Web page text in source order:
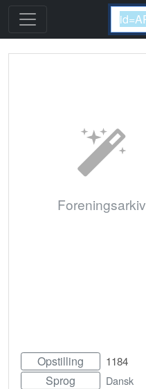
Foreningsarkiv
Opstilling 1184
Sprog Dansk